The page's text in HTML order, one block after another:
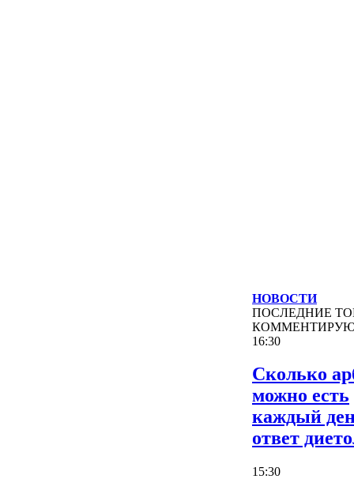
НОВОСТИ
ПОСЛЕДНИЕ
16:30
Сколько
можно есть
каждый
ответ
15:30